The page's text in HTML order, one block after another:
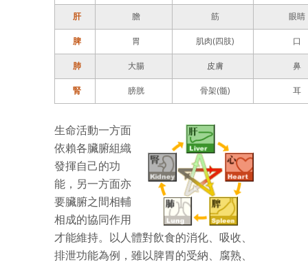
肝 膽 筋 眼睛
脾 胃 肌肉(四肢) 口
肺 大腸 皮膚 鼻
腎 膀胱 骨架(髓) 耳
生命活動一方面
依賴各臟腑組織
發揮自己的功
能，另一方面亦
要臟腑之間相輔
相成的協同作用
才能維持。以人體對飲食的消化、吸收、
排泄功能為例，雖以脾胃的受納、腐熟、